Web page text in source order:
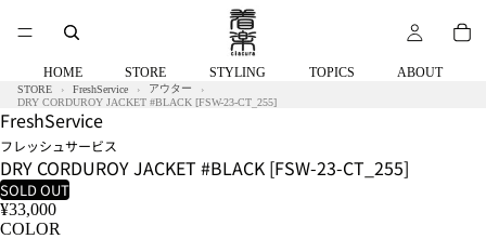
HOME STORE STYLING TOPICS ABOUT
STORE FreshService
アウター
DRY CORDUROY JACKET #BLACK [FSW-23-CT_255]
58kg
ズ:L
FreshService
フレッシュサービス
DRY CORDUROY JACKET #BLACK [FSW-23-CT_255]
SOLD OUT
¥33,000
COLOR